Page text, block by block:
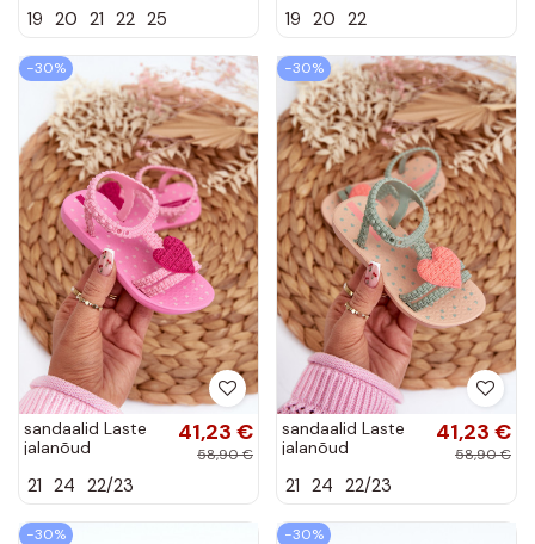
kinnitatav
valget värvi
Rosavere
19 20 21 22 25
kinnitatav
mustad Rosavere
19 20 22
−30%
sandaalid Laste
jalanõud
81997 Ipanema
Tumeroosad värvi
41,23 €
58,90 €
21 24 22/23
−30%
sandaalid Laste
jalanõud
81997 Ipanema
Rohelist värvi
41,23 €
58,90 €
21 24 22/23
−30% −30%